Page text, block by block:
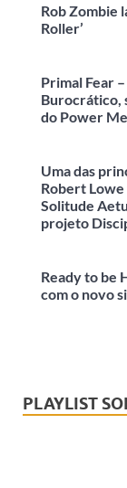
Rob Zombie
Roller’
Primal Fear
Burocrático,
do Power
Uma das
Robert Lowe
Solitude
projeto
Ready to be
com o novo
PLAYLIST